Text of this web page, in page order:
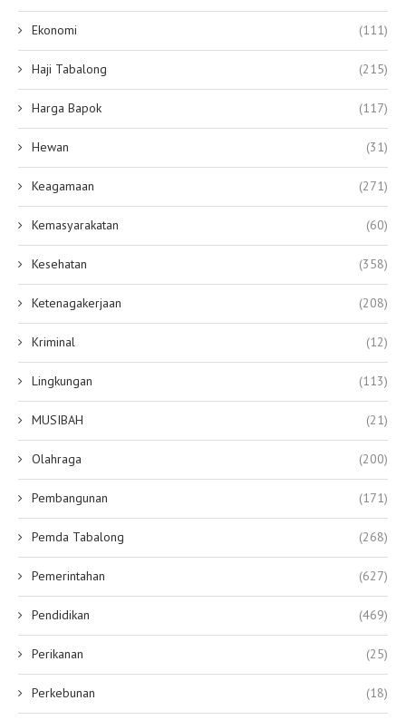
Ekonomi (111)
Haji Tabalong (215)
Harga Bapok (117)
Hewan (31)
Keagamaan (271)
Kemasyarakatan (60)
Kesehatan (358)
Ketenagakerjaan (208)
Kriminal (12)
Lingkungan (113)
MUSIBAH (21)
Olahraga (200)
Pembangunan (171)
Pemda Tabalong (268)
Pemerintahan (627)
Pendidikan (469)
Perikanan (25)
Perkebunan (18)